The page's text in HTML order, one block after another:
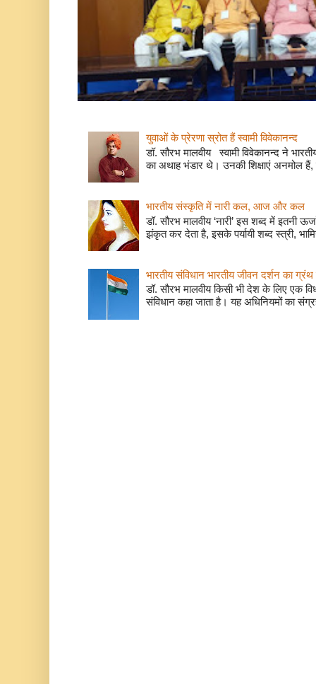
युवाओं के प्रेरणा स्रोत हैं स्वामी विवेकानन्द
डॉ. सौरभ मालवीय स्वामी विवेकानन्द ने
का अथाह भंडार थे। उनकी शिक्षाएं अनमोल हैं,
भारतीय संस्कृति में नारी कल, आज और कल
डॉ. सौरभ मालवीय ‘नारी’ इस शब्द में इतनी
झंकृत कर देता है, इसके पर्यायी शब्द स्त्री,
भारतीय संविधान भारतीय जीवन दर्शन का ग्रंथ
डॉ. सौरभ मालवीय किसी भी देश के लिए एक
संविधान कहा जाता है। यह अधिनियमों का